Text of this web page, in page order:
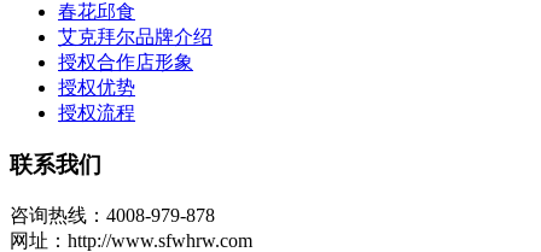
春花邱食
艾克拜尔品牌介绍
授权合作店形象
授权优势
授权流程
联系我们
咨询热线：4008-979-878
网址：http://www.sfwhrw.com